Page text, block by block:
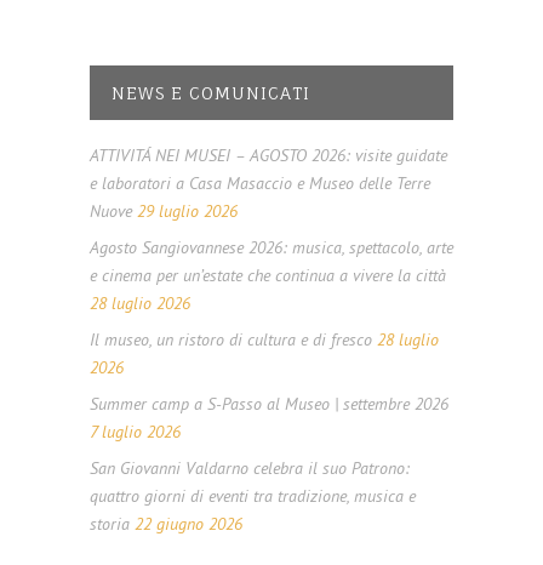
NEWS E COMUNICATI
ATTIVITÁ NEI MUSEI – AGOSTO 2026: visite guidate
e laboratori a Casa Masaccio e Museo delle Terre
Nuove 29 luglio 2026
Agosto Sangiovannese 2026: musica, spettacolo, arte
e cinema per un’estate che continua a vivere la città
28 luglio 2026
Il museo, un ristoro di cultura e di fresco 28 luglio
2026
Summer camp a S-Passo al Museo | settembre 2026
7 luglio 2026
San Giovanni Valdarno celebra il suo Patrono:
quattro giorni di eventi tra tradizione, musica e
storia 22 giugno 2026